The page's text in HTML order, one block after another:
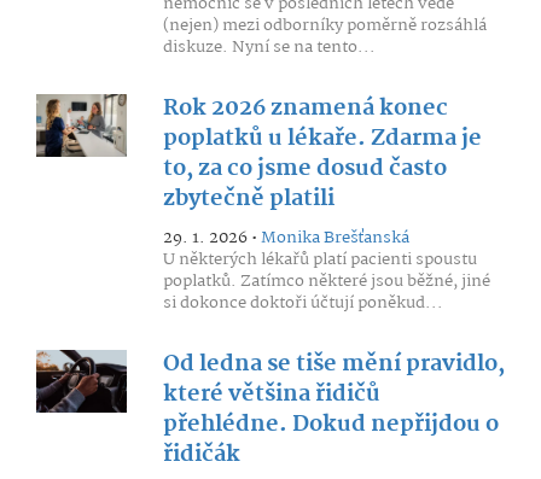
(nejen) mezi odborníky poměrně rozsáhlá
diskuze. Nyní se na tento...
Rok 2026 znamená konec
poplatků u lékaře. Zdarma je
to, za co jsme dosud často
zbytečně platili
29. 1. 2026 •Monika Brešťanská
U některých lékařů platí pacienti spoustu
poplatků. Zatímco některé jsou běžné, jiné
si dokonce doktoři účtují poněkud...
Od ledna se tiše mění pravidlo,
které většina řidičů
přehlédne. Dokud nepřijdou o
řidičák